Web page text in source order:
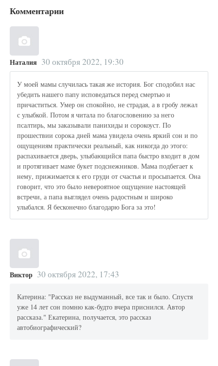
Комментарии
Наталия 30 октября 2022, 19:30
У моей мамы случилась такая же история. Бог сподобил нас
убедить нашего папу исповедаться перед смертью и
причаститься. Умер он спокойно, не страдая, а в гробу лежал
с улыбкой. Потом я читала по благословению за него
псалтирь, мы заказывали панихиды и сорокоуст. По
прошествии сорока дней мама увидела очень яркий сон и по
ощущениям практически реальный, как никогда до этого:
распахивается дверь, улыбающийся папа быстро входит в дом
и протягивает маме букет подснежников. Мама подбегает к
нему, прижимается к его груди от счастья и просыпается. Она
говорит, что это было невероятное ощущение настоящей
встречи, а папа выглядел очень радостным и широко
улыбался. Я бесконечно благодарю Бога за это!
Виктор 30 октября 2022, 17:43
Катерина: "Рассказ не выдуманный, все так и было. Спустя
уже 14 лет сон помню как-будто вчера приснился. Автор
рассказа." Екатерина, получается, это рассказ
автобиографический?